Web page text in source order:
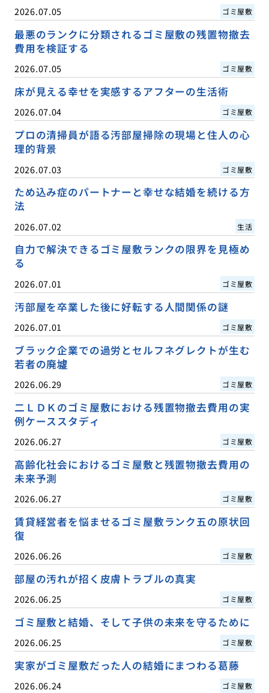
2026.07.05 ゴミ屋敷
最悪のランクに分類されるゴミ屋敷の残置物撤去
費用を検証する
2026.07.05 ゴミ屋敷
床が見える幸せを実感するアフターの生活術
2026.07.04 ゴミ屋敷
プロの清掃員が語る汚部屋掃除の現場と住人の心
理的背景
2026.07.03 ゴミ屋敷
ため込み症のパートナーと幸せな結婚を続ける方
法
2026.07.02 生活
自力で解決できるゴミ屋敷ランクの限界を見極め
る
2026.07.01 ゴミ屋敷
汚部屋を卒業した後に好転する人間関係の謎
2026.07.01 ゴミ屋敷
ブラック企業での過労とセルフネグレクトが生む
若者の廃墟
2026.06.29 ゴミ屋敷
二ＬＤＫのゴミ屋敷における残置物撤去費用の実
例ケーススタディ
2026.06.27 ゴミ屋敷
高齢化社会におけるゴミ屋敷と残置物撤去費用の
未来予測
2026.06.27 ゴミ屋敷
賃貸経営者を悩ませるゴミ屋敷ランク五の原状回
復
2026.06.26 ゴミ屋敷
部屋の汚れが招く皮膚トラブルの真実
2026.06.25 ゴミ屋敷
ゴミ屋敷と結婚、そして子供の未来を守るために
2026.06.25 ゴミ屋敷
実家がゴミ屋敷だった人の結婚にまつわる葛藤
2026.06.24 ゴミ屋敷